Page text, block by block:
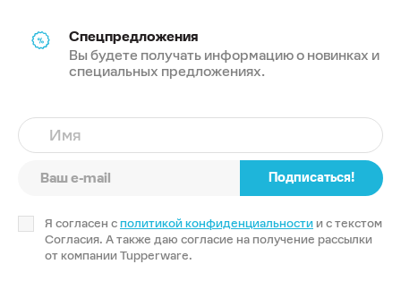
Спецпредложения
Вы будете получать информацию о новинках и
специальных предложениях.
Имя
Подписаться!
Я согласен с политикой конфиденциальности и с текстом
Согласия. А также даю согласие на получение рассылки
от компании Tupperware.